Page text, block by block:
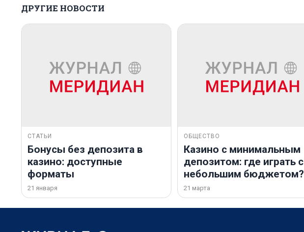
ДРУГИЕ НОВОСТИ
СТАТЬИ
Бонусы без депозита в
казино: доступные
форматы
21 января
ОБЩЕСТВО
Казино с минимальным
депозитом: где играть с
небольшим бюджетом?
21 марта